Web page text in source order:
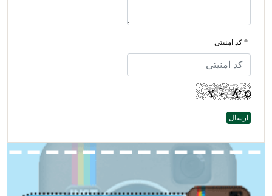
* کد امنیتی